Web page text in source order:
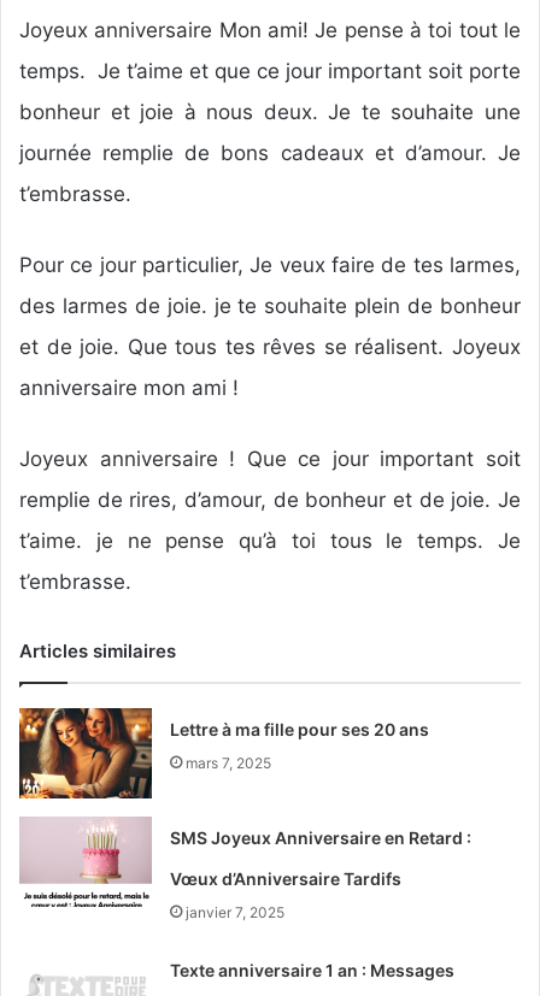
e
r
n
r
l
Joyeux anniversaire Mon ami! Je pense à toi tout le
temps. Je t’aime et que ce jour important soit porte
bonheur et joie à nous deux. Je te souhaite une
journée remplie de bons cadeaux et d’amour. Je
t’embrasse.
Pour ce jour particulier, Je veux faire de tes larmes,
des larmes de joie. je te souhaite plein de bonheur
et de joie. Que tous tes rêves se réalisent. Joyeux
anniversaire mon ami !
Joyeux anniversaire ! Que ce jour important soit
remplie de rires, d’amour, de bonheur et de joie. Je
t’aime. je ne pense qu’à toi tous le temps. Je
t’embrasse.
Articles similaires
Lettre à ma fille pour ses 20 ans
mars 7, 2025
SMS Joyeux Anniversaire en Retard :
Vœux d’Anniversaire Tardifs
janvier 7, 2025
Texte anniversaire 1 an : Messages